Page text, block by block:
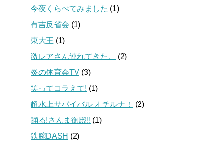
今夜くらべてみました (1)
有吉反省会 (1)
東大王 (1)
激レアさん連れてきた。
(2)
炎の体育会TV (3)
笑ってコラえて! (1)
超水上サバイバル オチルナ！
(2)
踊る!さんま御殿!! (1)
鉄腕DASH (2)